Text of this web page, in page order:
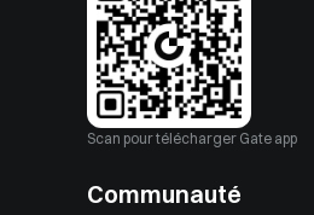
Scan pour télécharger Gate app
Communauté